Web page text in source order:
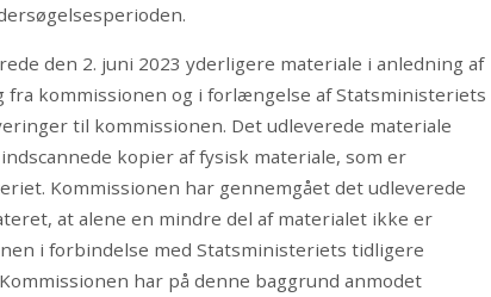
den 2. juni 2023 yderligere materiale i anledning af
kommissionen og i forlængelse af Statsministeriets
til kommissionen. Det udleverede materiale
kopier af fysisk materiale, som er
Kommissionen har gennemgået det udleverede
at alene en mindre del af materialet ikke er
i forbindelse med Statsministeriets tidligere
har på denne baggrund anmodet